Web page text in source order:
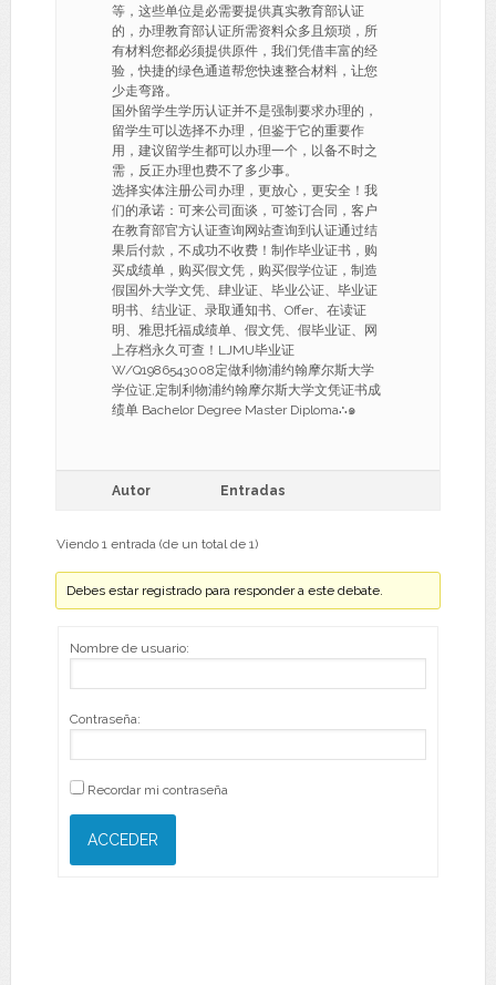
等，这些单位是必需要提供真实教育部认证
的，办理教育部认证所需资料众多且烦琐，所
有材料您都必须提供原件，我们凭借丰富的经
验，快捷的绿色通道帮您快速整合材料，让您
少走弯路。
国外留学生学历认证并不是强制要求办理的，
留学生可以选择不办理，但鉴于它的重要作
用，建议留学生都可以办理一个，以备不时之
需，反正办理也费不了多少事。
选择实体注册公司办理，更放心，更安全！我
们的承诺：可来公司面谈，可签订合同，客户
在教育部官方认证查询网站查询到认证通过结
果后付款，不成功不收费！制作毕业证书，购
买成绩单，购买假文凭，购买假学位证，制造
假国外大学文凭、肆业证、毕业公证、毕业证
明书、结业证、录取通知书、Offer、在读证
明、雅思托福成绩单、假文凭、假毕业证、网
上存档永久可查！LJMU毕业证
W/Q1986543008定做利物浦约翰摩尔斯大学
学位证,定制利物浦约翰摩尔斯大学文凭证书成
绩单 Bachelor Degree Master Diploma∴๑
Autor Entradas
Viendo 1 entrada (de un total de 1)
Debes estar registrado para responder a este debate.
Nombre de usuario:
Contraseña:
Recordar mi contraseña
ACCEDER